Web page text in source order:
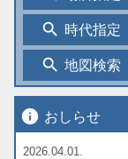
search 時代指定
search 地図検索
info おしらせ
2026.04.01.